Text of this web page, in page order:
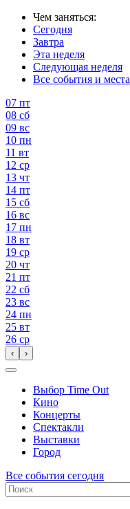
Чем заняться:
Сегодня
Завтра
Эта неделя
Следующая неделя
Все события и места
07 пт
08 сб
09 вс
10 пн
11 вт
12 ср
13 чт
14 пт
15 сб
16 вс
17 пн
18 вт
19 ср
20 чт
21 пт
22 сб
23 вс
24 пн
25 вт
26 ср
‹ ›
Выбор Time Out
Кино
Концерты
Спектакли
Выставки
Город
Все события сегодня